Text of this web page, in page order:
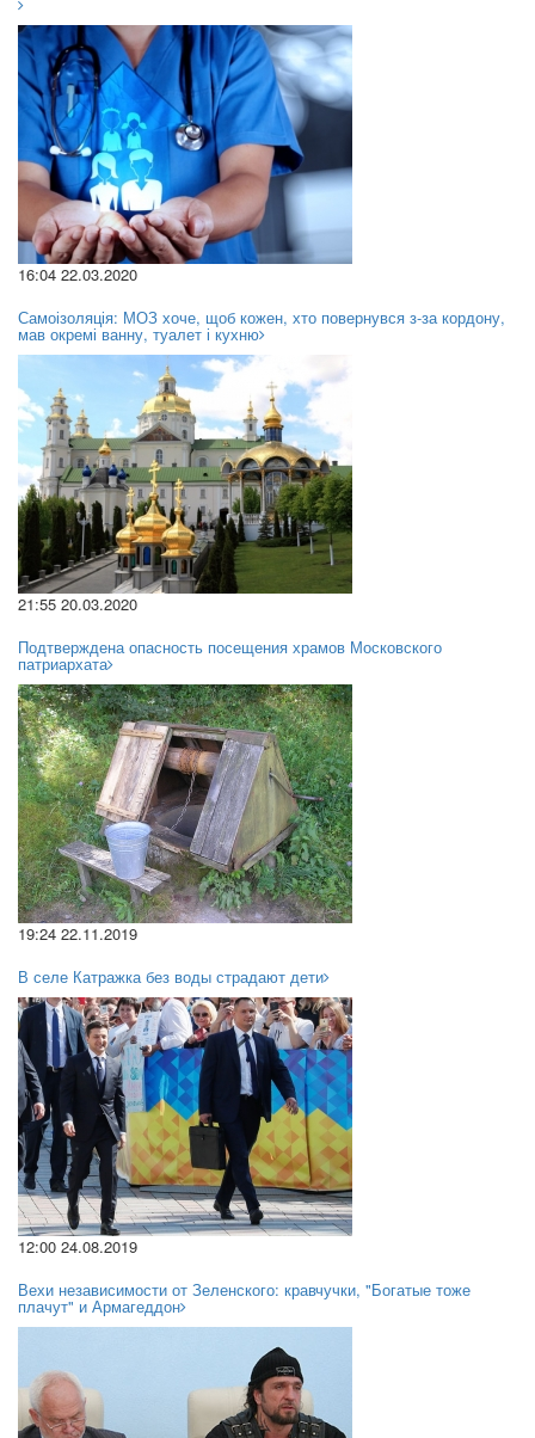
16:04 22.03.2020
Самоізоляція: МОЗ хоче, щоб кожен, хто повернувся з-за кордону,
мав окремі ванну, туалет і кухню
21:55 20.03.2020
Подтверждена опасность посещения храмов Московского
патриархата
19:24 22.11.2019
В селе Катражка без воды страдают дети
12:00 24.08.2019
Вехи независимости от Зеленского: кравчучки, "Богатые тоже
плачут" и Армагеддон